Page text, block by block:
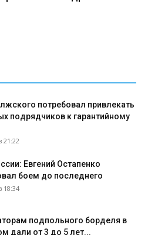
потребовал привлекать
подрядчиков к гарантийному
21:22
Евгений Остапенко
боем до последнего
18:34
подпольного борделя в
дали от 3 до 5 лет...